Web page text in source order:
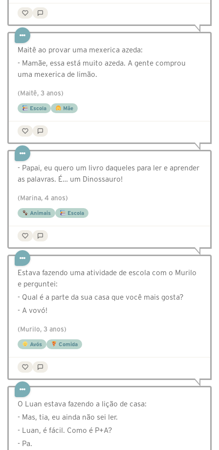
Maitê ao provar uma mexerica azeda:
- Mamãe, essa está muito azeda. A gente comprou
uma mexerica de limão.
(Maitê, 3 anos)
Escola Mãe
- Papai, eu quero um livro daqueles para ler e aprender
as palavras. É… um Dinossauro!
(Marina, 4 anos)
Animais Escola
Estava fazendo uma atividade de escola com o Murilo
e perguntei:
- Qual é a parte da sua casa que você mais gosta?
- A vovó!
(Murilo, 3 anos)
Avós Comida
O Luan estava fazendo a lição de casa:
- Mas, tia, eu ainda não sei ler.
- Luan, é fácil. Como é P+A?
- Pa.